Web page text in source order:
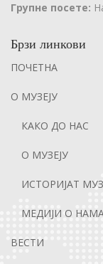
Групне посете:
Брзи линкови
ПОЧЕТНА
О МУЗЕЈУ
КАКО ДО НАС
О МУЗЕЈУ
ИСТОРИЈАТ
МЕДИЈИ О
ВЕСТИ